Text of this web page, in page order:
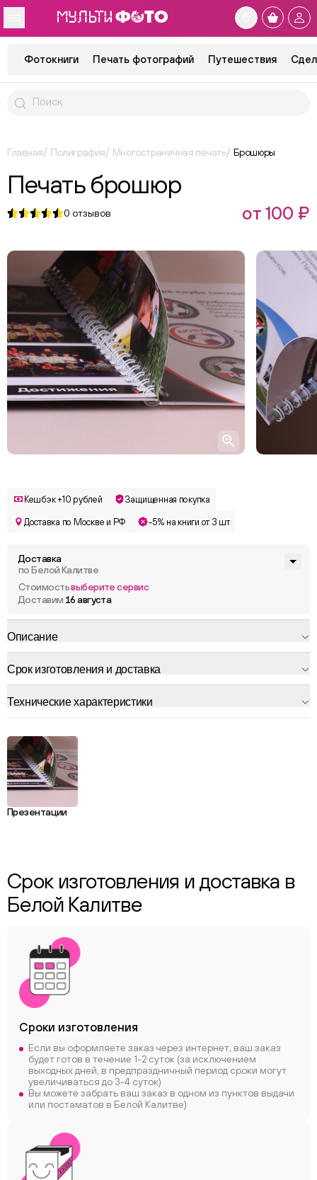
Фотокниги Печать фотографий Путешествия
Главная Полиграфия Многостраничная печать Брошюры
Печать брошюр
0 отзывов от 100 ₽
Кешбэк +10 рублей Защищенная покупка
Доставка по Москве и РФ -5% на книги от 3 шт
Доставка
по Белой Калитве
Стоимостьвыберите сервис
Доставим 16 августа
Описание
Срок изготовления и доставка
Технические характеристики
Презентации
Срок изготовления и доставка в
Белой Калитве
Сроки изготовления
Если вы оформляете заказ через интернет, ваш заказ
будет готов в течение 1-2 суток (за исключением
выходных дней, в предпраздничный период сроки могут
увеличиваться до 3-4 суток)
Вы можете забрать ваш заказ в одном из пунктов выдачи
или постаматов в Белой Калитве)